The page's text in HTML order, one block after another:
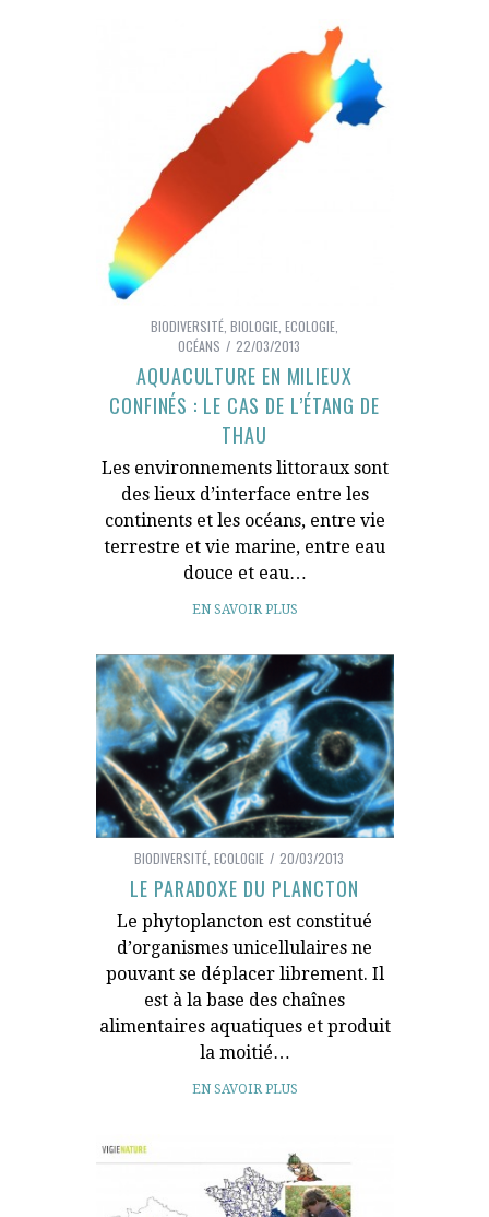
BIODIVERSITÉ BIOLOGIE ECOLOGIE
OCÉANS
22/03/2013
AQUACULTURE EN MILIEUX
CONFINÉS : LE CAS DE L’ÉTANG DE
THAU
Les environnements littoraux sont
des lieux d’interface entre les
continents et les océans, entre vie
terrestre et vie marine, entre eau
douce et eau…
EN SAVOIR PLUS
BIODIVERSITÉ ECOLOGIE 20/03/2013
LE PARADOXE DU PLANCTON
Le phytoplancton est constitué
d’organismes unicellulaires ne
pouvant se déplacer librement. Il
est à la base des chaînes
alimentaires aquatiques et produit
la moitié…
EN SAVOIR PLUS